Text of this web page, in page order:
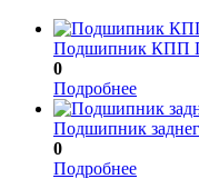
Подшипник КПП
0
Подробнее
Подшипник
0
Подробнее